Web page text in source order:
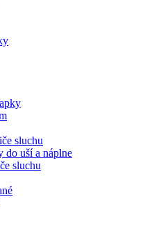
sluchu
do uší a náplne
sluchu